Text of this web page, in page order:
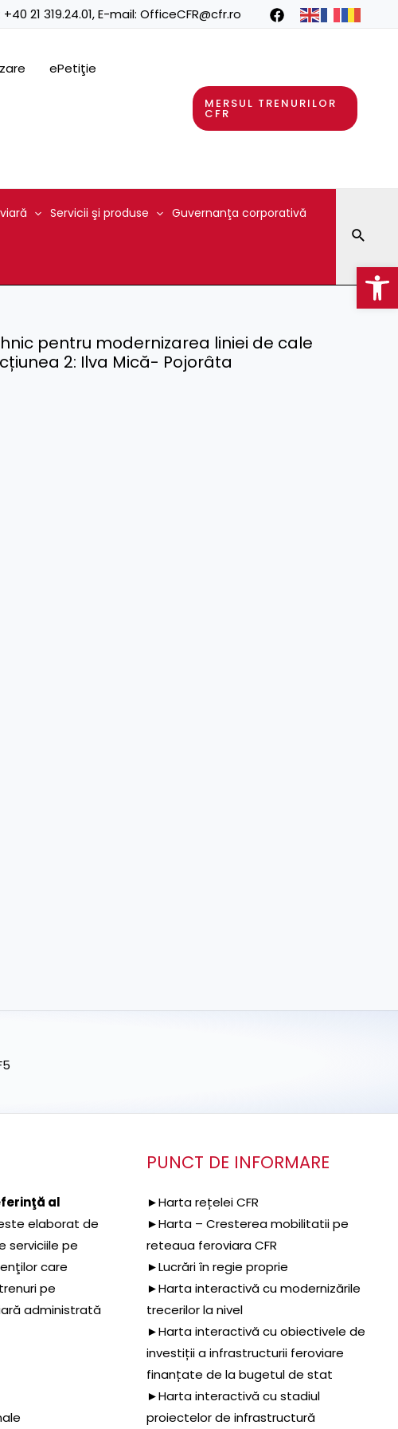
+40 21 319.24.01, E-mail: OfficeCFR@cfr.ro
ePetiţie
MERSUL TRENURILOR
CFR
Servicii şi produse Guvernanţa corporativă
pentru modernizarea liniei de cale
2: Ilva Mică- Pojorâta
al
elaborat de
serviciile pe
care
pe
administrată
PUNCT DE INFORMARE
►Harta rețelei CFR
►Harta – Cresterea mobilitatii pe
reteaua feroviara CFR
►Lucrări în regie proprie
►Harta interactivă cu modernizările
trecerilor la nivel
►Harta interactivă cu obiectivele de
investiții a infrastructurii feroviare
finanțate de la bugetul de stat
►Harta interactivă cu stadiul
proiectelor de infrastructură